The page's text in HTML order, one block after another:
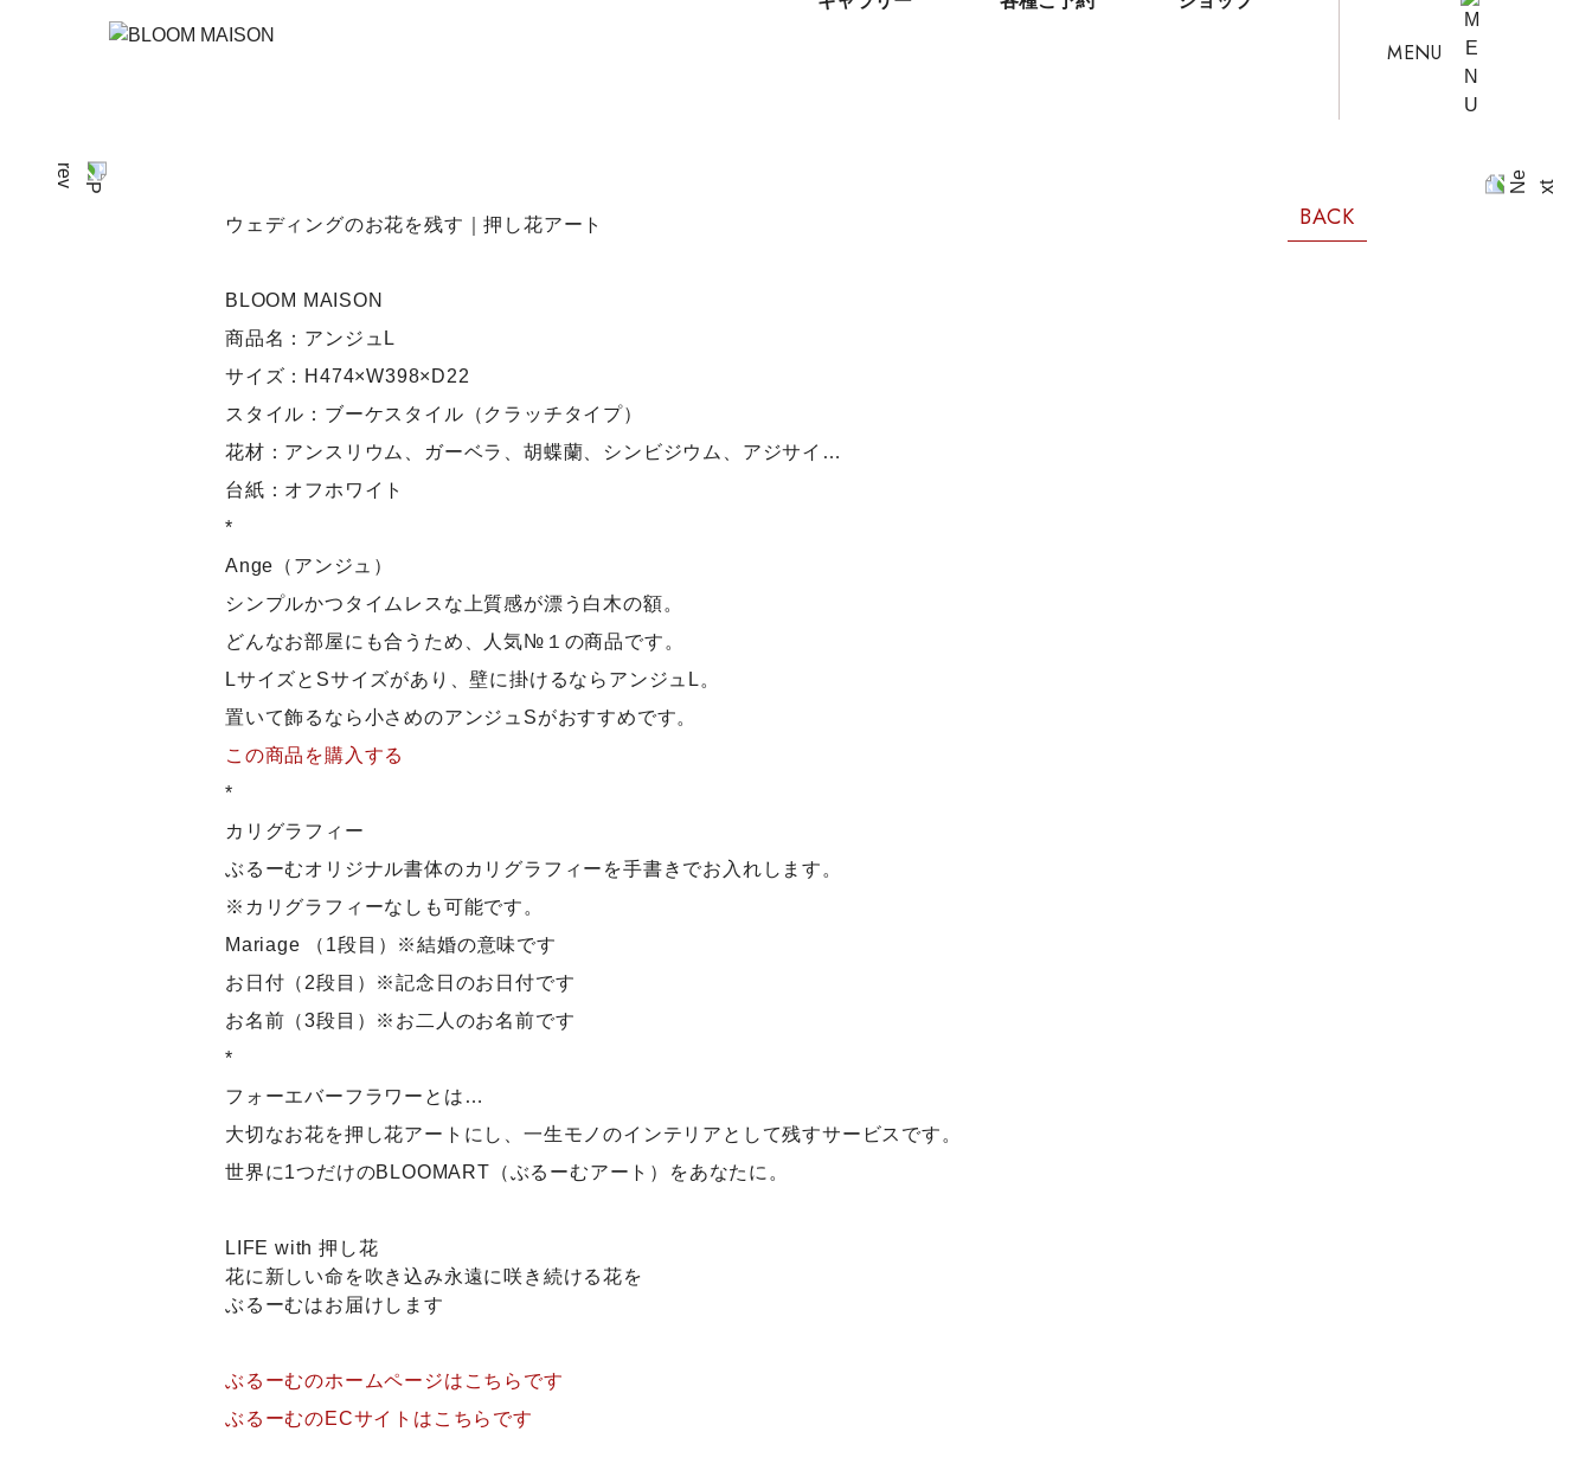
MENU
ウェディングのお花を残す｜押し花アート
BLOOM MAISON
商品名：アンジュL
サイズ：H474×W398×D22
スタイル：ブーケスタイル（クラッチタイプ）
花材：アンスリウム、ガーベラ、胡蝶蘭、シンビジウム、アジサイ…
台紙：オフホワイト
*
Ange（アンジュ）
シンプルかつタイムレスな上質感が漂う白木の額。
どんなお部屋にも合うため、人気№１の商品です。
LサイズとSサイズがあり、壁に掛けるならアンジュL。
置いて飾るなら小さめのアンジュSがおすすめです。
この商品を購入する
*
カリグラフィー
ぶるーむオリジナル書体のカリグラフィーを手書きでお入れします。
※カリグラフィーなしも可能です。
Mariage （1段目）※結婚の意味です
お日付（2段目）※記念日のお日付です
お名前（3段目）※お二人のお名前です
*
フォーエバーフラワーとは…
大切なお花を押し花アートにし、一生モノのインテリアとして残すサービスです。
世界に1つだけのBLOOMART（ぶるーむアート）をあなたに。
LIFE with 押し花
花に新しい命を吹き込み永遠に咲き続ける花を
ぶるーむはお届けします
ぶるーむのホームページはこちらです
ぶるーむのECサイトはこちらです
BACK